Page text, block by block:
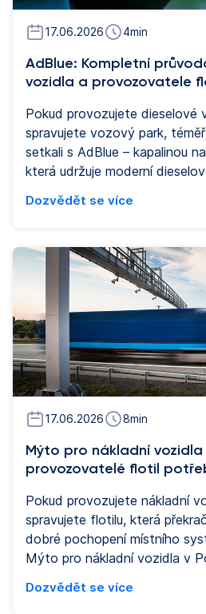
17.06.2026 4min
AdBlue: Kompletní
vozidla a provozovatele
Pokud provozujete dieselové
spravujete vozový park,
setkali s AdBlue – kapalinou
která udržuje moderní
vysvětluje vše, co potřebujete
provozu flotily.
Dozvědět se více
17.06.2026 8min
Mýto pro nákladní vozidla
provozovatelé flotil
Pokud provozujete nákladní
spravujete flotilu, která
dobré pochopení místního
Mýto pro nákladní vozidla v
pravidla se v posledních
Dozvědět se více